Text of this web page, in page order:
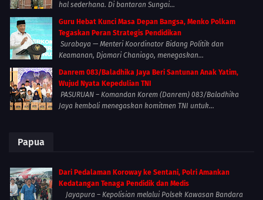
hal sederhana. Di bantaran Sungai...
Guru Hebat Kunci Masa Depan Bangsa, Menko Polkam
Tegaskan Peran Strategis Pendidikan
Surabaya — Menteri Koordinator Bidang Politik dan
Keamanan, Djamari Chaniago, menegaskan...
Danrem 083/Baladhika Jaya Beri Santunan Anak Yatim,
Wujud Nyata Kepedulian TNI
PASURUAN – Komandan Korem (Danrem) 083/Baladhika
Jaya kembali menegaskan komitmen TNI untuk...
Papua
Dari Pedalaman Koroway ke Sentani, Polri Amankan
Kedatangan Tenaga Pendidik dan Medis
Jayapura – Kepolisian melalui Polsek Kawasan Bandara